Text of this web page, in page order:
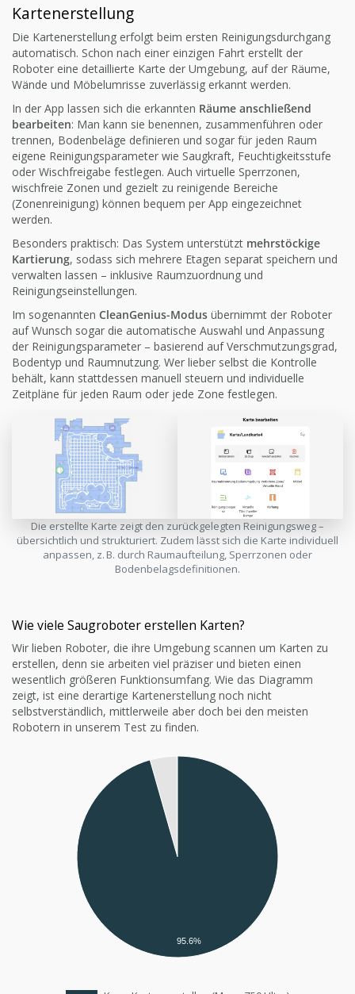
Kartenerstellung
Die Kartenerstellung erfolgt beim ersten Reinigungsdurchgang
automatisch. Schon nach einer einzigen Fahrt erstellt der
Roboter eine detaillierte Karte der Umgebung, auf der Räume,
Wände und Möbelumrisse zuverlässig erkannt werden.
In der App lassen sich die erkannten Räume anschließend
bearbeiten: Man kann sie benennen, zusammenführen oder
trennen, Bodenbeläge definieren und sogar für jeden Raum
eigene Reinigungsparameter wie Saugkraft, Feuchtigkeitsstufe
oder Wischfreigabe festlegen. Auch virtuelle Sperrzonen,
wischfreie Zonen und gezielt zu reinigende Bereiche
(Zonenreinigung) können bequem per App eingezeichnet
werden.
Besonders praktisch: Das System unterstützt mehrstöckige
Kartierung, sodass sich mehrere Etagen separat speichern und
verwalten lassen – inklusive Raumzuordnung und
Reinigungseinstellungen.
Im sogenannten CleanGenius-Modus übernimmt der Roboter
auf Wunsch sogar die automatische Auswahl und Anpassung
der Reinigungsparameter – basierend auf Verschmutzungsgrad,
Bodentyp und Raumnutzung. Wer lieber selbst die Kontrolle
behält, kann stattdessen manuell steuern und individuelle
Zeitpläne für jeden Raum oder jede Zone festlegen.
Die erstellte Karte zeigt den zurückgelegten Reinigungsweg –
übersichtlich und strukturiert. Zudem lässt sich die Karte individuell
anpassen, z. B. durch Raumaufteilung, Sperrzonen oder
Bodenbelagsdefinitionen.
Wie viele Saugroboter erstellen Karten?
Wir lieben Roboter, die ihre Umgebung scannen um Karten zu
erstellen, denn sie arbeiten viel präziser und bieten einen
wesentlich größeren Funktionsumfang. Wie das Diagramm
zeigt, ist eine derartige Kartenerstellung noch nicht
selbstverständlich, mittlerweile aber doch bei den meisten
Robotern in unserem Test zu finden.
95.6%